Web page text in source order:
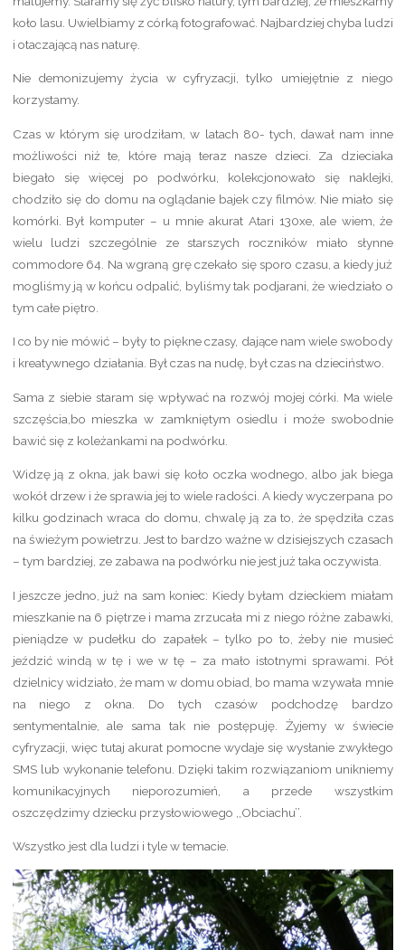
koło lasu. Uwielbiamy z córką fotografować. Najbardziej chyba ludzi
i otaczającą nas naturę.
Nie demonizujemy życia w cyfryzacji, tylko umiejętnie z niego
korzystamy.
Czas w którym się urodziłam, w latach 80- tych, dawał nam inne
możliwości niż te, które mają teraz nasze dzieci. Za dzieciaka
biegało się więcej po podwórku, kolekcjonowało się naklejki,
chodziło się do domu na oglądanie bajek czy filmów. Nie miało się
komórki. Był komputer – u mnie akurat Atari 130xe, ale wiem, że
wielu ludzi szczególnie ze starszych roczników miało słynne
commodore 64. Na wgraną grę czekało się sporo czasu, a kiedy już
mogliśmy ją w końcu odpalić, byliśmy tak podjarani, że wiedziało o
tym całe piętro.
I co by nie mówić – były to piękne czasy, dające nam wiele swobody
i kreatywnego działania. Był czas na nudę, był czas na dzieciństwo.
Sama z siebie staram się wpływać na rozwój mojej córki. Ma wiele
szczęścia,bo mieszka w zamkniętym osiedlu i może swobodnie
bawić się z koleżankami na podwórku.
Widzę ją z okna, jak bawi się koło oczka wodnego, albo jak biega
wokół drzew i że sprawia jej to wiele radości. A kiedy wyczerpana po
kilku godzinach wraca do domu, chwalę ją za to, że spędziła czas
na świeżym powietrzu. Jest to bardzo ważne w dzisiejszych czasach
– tym bardziej, ze zabawa na podwórku nie jest już taka oczywista.
I jeszcze jedno, już na sam koniec: Kiedy byłam dzieckiem miałam
mieszkanie na 6 piętrze i mama zrzucała mi z niego różne zabawki,
pieniądze w pudełku do zapałek – tylko po to, żeby nie musieć
jeździć windą w tę i we w tę – za mało istotnymi sprawami. Pół
dzielnicy widziało, że mam w domu obiad, bo mama wzywała mnie
na niego z okna. Do tych czasów podchodzę bardzo
sentymentalnie, ale sama tak nie postępuję. Żyjemy w świecie
cyfryzacji, więc tutaj akurat pomocne wydaje się wysłanie zwykłego
SMS lub wykonanie telefonu. Dzięki takim rozwiązaniom unikniemy
komunikacyjnych nieporozumień, a przede wszystkim
oszczędzimy dziecku przysłowiowego ,,Obciachu’’.
Wszystko jest dla ludzi i tyle w temacie.